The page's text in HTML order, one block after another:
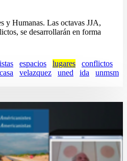
y Humanas. Las octavas JJA,
se desarrollarán en forma
espacios lugares
conflictos
casa velazquez uned ida unmsm